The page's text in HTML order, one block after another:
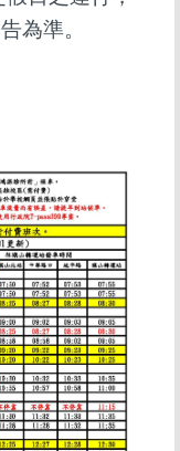
為準。